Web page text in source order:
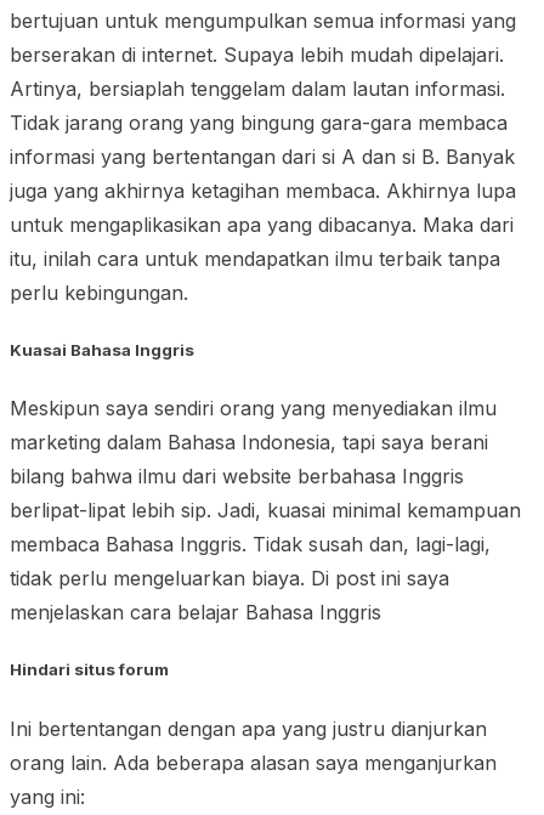
bertujuan untuk mengumpulkan semua informasi yang
berserakan di internet. Supaya lebih mudah dipelajari.
Artinya, bersiaplah tenggelam dalam lautan informasi.
Tidak jarang orang yang bingung gara-gara membaca
informasi yang bertentangan dari si A dan si B. Banyak
juga yang akhirnya ketagihan membaca. Akhirnya lupa
untuk mengaplikasikan apa yang dibacanya. Maka dari
itu, inilah cara untuk mendapatkan ilmu terbaik tanpa
perlu kebingungan.
Kuasai Bahasa Inggris
Meskipun saya sendiri orang yang menyediakan ilmu
marketing dalam Bahasa Indonesia, tapi saya berani
bilang bahwa ilmu dari website berbahasa Inggris
berlipat-lipat lebih sip. Jadi, kuasai minimal kemampuan
membaca Bahasa Inggris. Tidak susah dan, lagi-lagi,
tidak perlu mengeluarkan biaya. Di post ini saya
menjelaskan cara belajar Bahasa Inggris
Hindari situs forum
Ini bertentangan dengan apa yang justru dianjurkan
orang lain. Ada beberapa alasan saya menganjurkan
yang ini: